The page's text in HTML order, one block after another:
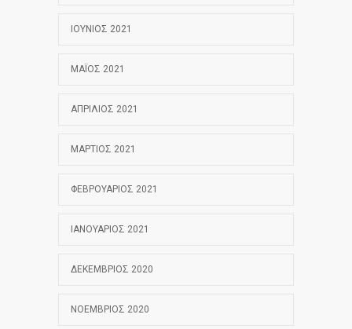
ΙΟΎΝΙΟΣ 2021
ΜΆΙΟΣ 2021
ΑΠΡΊΛΙΟΣ 2021
ΜΆΡΤΙΟΣ 2021
ΦΕΒΡΟΥΆΡΙΟΣ 2021
ΙΑΝΟΥΆΡΙΟΣ 2021
ΔΕΚΈΜΒΡΙΟΣ 2020
ΝΟΈΜΒΡΙΟΣ 2020